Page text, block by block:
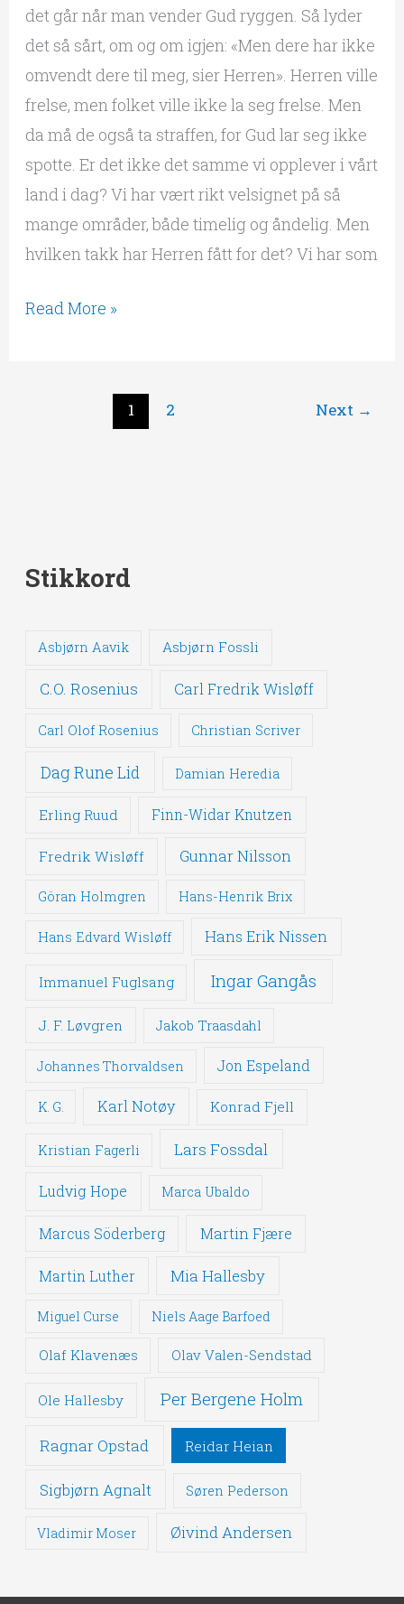
det går når man vender Gud ryggen. Så lyder
det så sårt, om og om igjen: «Men dere har ikke
omvendt dere til meg, sier Herren». Herren ville
frelse, men folket ville ikke la seg frelse. Men
da må de også ta straffen, for Gud lar seg ikke
spotte. Er det ikke det samme vi opplever i vårt
land i dag? Vi har vært rikt velsignet på så
mange områder, både timelig og åndelig. Men
hvilken takk har Herren fått for det? Vi har som
Read More »
1 2 Next →
Stikkord
Asbjørn Aavik Asbjørn Fossli
C.O. Rosenius Carl Fredrik Wisløff
Carl Olof Rosenius Christian Scriver
Dag Rune Lid Damian Heredia
Erling Ruud Finn-Widar Knutzen
Fredrik Wisløff Gunnar Nilsson
Göran Holmgren Hans-Henrik Brix
Hans Edvard Wisløff Hans Erik Nissen
Immanuel Fuglsang Ingar Gangås
J. F. Løvgren Jakob Traasdahl
Johannes Thorvaldsen Jon Espeland
K. G. Karl Notøy Konrad Fjell
Kristian Fagerli Lars Fossdal
Ludvig Hope Marca Ubaldo
Marcus Söderberg Martin Fjære
Martin Luther Mia Hallesby
Miguel Curse Niels Aage Barfoed
Olaf Klavenæs Olav Valen-Sendstad
Ole Hallesby Per Bergene Holm
Ragnar Opstad Reidar Heian
Sigbjørn Agnalt Søren Pederson
Vladimir Moser Øivind Andersen